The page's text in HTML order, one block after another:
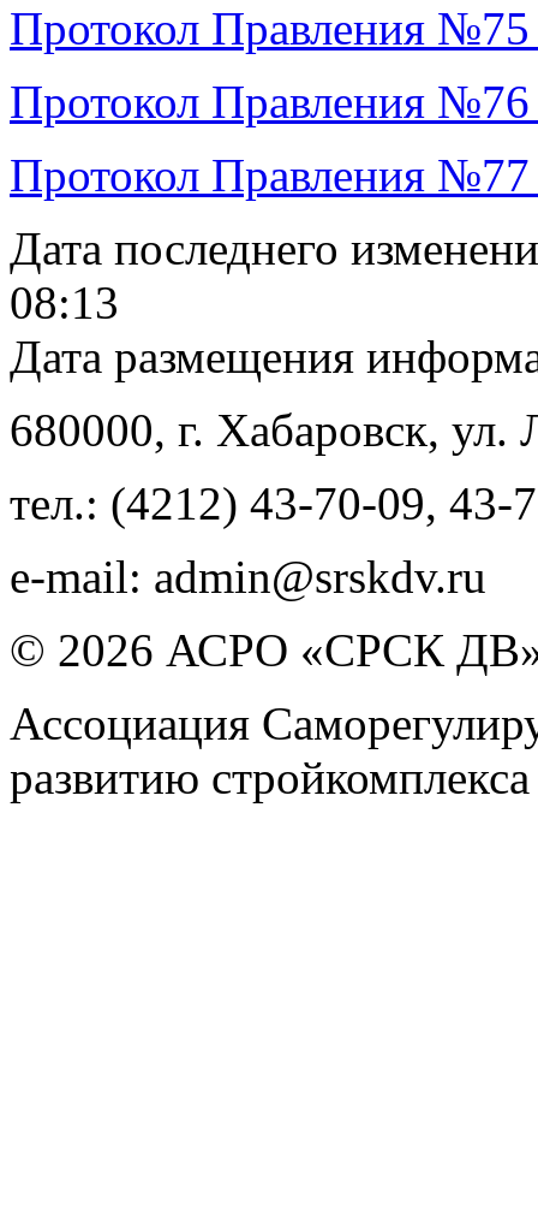
Протокол Правления
Протокол Правления
Протокол Правления
Дата последнего
08:13
Дата размещения
680000, г. Хабаровск, ул.
тел.: (4212) 43-70-09, 43-
e-mail: admin@srskdv.ru
© 2026 АСРО «СРСК
Ассоциация
развитию